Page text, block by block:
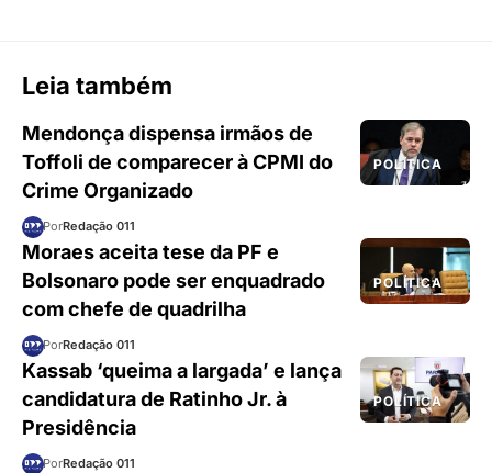
Leia também
POLÍTICA
Mendonça dispensa irmãos de
Toffoli de comparecer à CPMI do
Crime Organizado
PorRedação 011
POLÍTICA
Moraes aceita tese da PF e
Bolsonaro pode ser enquadrado
com chefe de quadrilha
PorRedação 011
POLÍTICA
Kassab ‘queima a largada’ e lança
candidatura de Ratinho Jr. à
Presidência
PorRedação 011